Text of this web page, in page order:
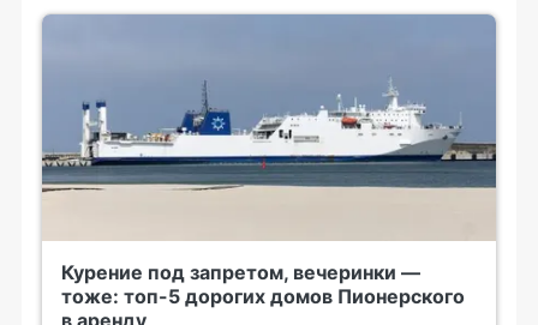
Курение под запретом, вечеринки —
тоже: топ-5 дорогих домов Пионерского